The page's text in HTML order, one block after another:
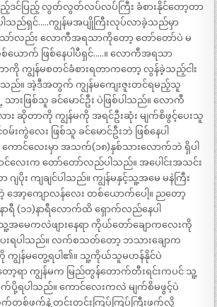
ဒင်ပြည့် လွတ်လွတ်လပ်လပ်ကြီး ခံစားနိုင်တော့တာ
သည်ရှင်…..ကျွန်မအပျိုကြီးလုပ်လာခဲ့သည်မှာ
ော်လည်း လောကီအရသာကိုတော့ တော်တော်ပဲ မ
ယောက် ဖြစ်နေပါပီရှင်…..။ လောကီအရသာ
ကျွန်မစတင်ခံစားရတာကတော့ လွန်ခဲ့သည့်ငါး
သည်။ အဲ့ဒီအတွက် ကျွန်မကျေးဇူးတင်ရမည့်သူ
ားဖြစ်သူ ခင်မောင်ဦး ပဲဖြစ်ပါသည်။ လောကီ
ဆိုတာကို ကျွန်မကို အရင်ဦးဆုံး မျက်စိဖွင့်ပေးသူ
းကွဲလေး ဖြစ်သူ ခင်မောင်ဦးဘဲ ဖြစ်နေပါ
ာင်လေးမှာ အသက်(၁၈)နှစ်သားလောက်ဘဲ ရှိပါ
ာင်လေးက တော်တော်လည်ပါသည်။ အပေါင်းအသင်း
ဂျပိုး ကျချင်ပါသည်။ ကျွန်မနှင့်သူ့အမေ မနဲကြီး
အော့ကျောလန်လေး တစ်ယောက်ပေါ့။ ညတော့
ာရီ (၁၁)နာရီလောက်ထိ ရှောက်လည်နေပါ
မေကလဲဖျားနေရာ ကိုယ်တော်ချောကလေးကို
ေးရပါသည်။ လက်စသတ်တော့ ဘသားချောက
ကျွန်မတွေ့ရပါ၏။ သူ့ကိုယ်သူမဟန်နိုင်ပဲ
တော့ရာ ကျွန်မက မြည်တွန်တောက်တီးရင်းကပင် သူ့
ပါသည်။ ကောင်လေးကလဲ မျက်စိမဖွင့်ပဲ
တစ်ဖက်နဲ့ တင်းတင်းကြပ်ကြပ်ကြီးဖက်လို့